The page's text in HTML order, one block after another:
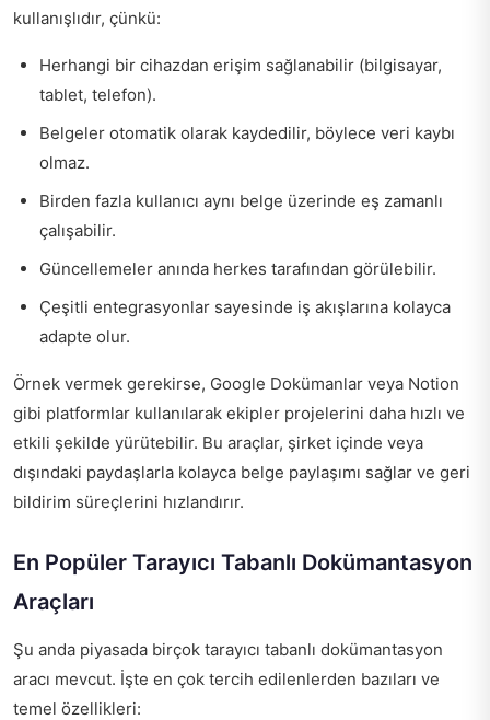
kullanışlıdır, çünkü:
Herhangi bir cihazdan erişim sağlanabilir (bilgisayar,
tablet, telefon).
Belgeler otomatik olarak kaydedilir, böylece veri kaybı
olmaz.
Birden fazla kullanıcı aynı belge üzerinde eş zamanlı
çalışabilir.
Güncellemeler anında herkes tarafından görülebilir.
Çeşitli entegrasyonlar sayesinde iş akışlarına kolayca
adapte olur.
Örnek vermek gerekirse, Google Dokümanlar veya Notion
gibi platformlar kullanılarak ekipler projelerini daha hızlı ve
etkili şekilde yürütebilir. Bu araçlar, şirket içinde veya
dışındaki paydaşlarla kolayca belge paylaşımı sağlar ve geri
bildirim süreçlerini hızlandırır.
En Popüler Tarayıcı Tabanlı Dokümantasyon
Araçları
Şu anda piyasada birçok tarayıcı tabanlı dokümantasyon
aracı mevcut. İşte en çok tercih edilenlerden bazıları ve
temel özellikleri: